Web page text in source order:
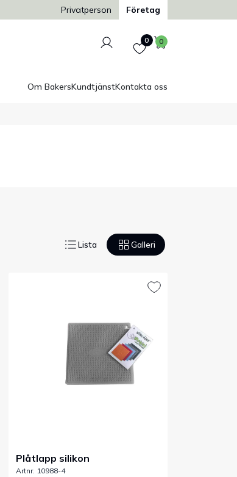
Trygg och säker betalning
Privatperson Företag
Logga in
Favoriter
0 Varukorg
0
Om BakersKundtjänstKontakta oss
Lista Galleri
Plåtlapp silikon
Artnr. 10988-4